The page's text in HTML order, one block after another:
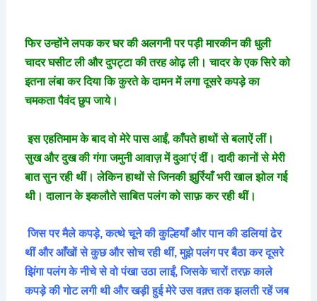
फिर उन्होंने लपक कर घर की अलगनी पर पड़ी मारकीन की धुली
चादर घसीट ली और दुपट्टा की तरह ओढ़ ली। चादर के एक सिरे को
इतना लंबा कर दिया कि कुरते के दामन में लगा दूसरे कपड़े का
चमकता पैवंद छुप जाये।
इस एहतिमाम के बाद वो मेरे पास आईं,काँपते हाथों से बलाऐं लीं।
सुख और दुख की गंगा जमुनी आवाज़ में दुआ’एं दीं। दादी कानों से मेरी
बात सुन रही थीं। लेकिन हाथों से जिनकी झुर्रियाँ भरी खाल झोल गई
थी। दालान के इकलौते साबित पलंग को साफ़ कर रही थीं।
जिस पर मैले कपड़े,कत्थे चूने की कुल्हियाँ और पान की डलियां ढेर
थीं और आँखों से कुछ और सोच रही थीं,मुझे पलंग पर बैठा कर दूसरे
झिंगा पलंग के नीचे से वो पंखा उठा लाईं,जिसके चारों तरफ़ काले
कपड़े की गोट लगी थी और खड़ी हुई मेरे उस वक़्त तक झलती रहें जब